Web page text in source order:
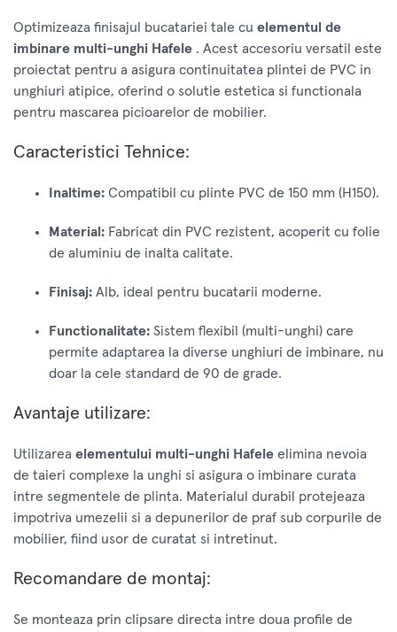
Optimizeaza finisajul bucatariei tale cu elementul de
imbinare multi-unghi Hafele . Acest accesoriu versatil este
proiectat pentru a asigura continuitatea plintei de PVC in
unghiuri atipice, oferind o solutie estetica si functionala
pentru mascarea picioarelor de mobilier.
Caracteristici Tehnice:
Inaltime: Compatibil cu plinte PVC de 150 mm (H150).
Material: Fabricat din PVC rezistent, acoperit cu folie
de aluminiu de inalta calitate.
Finisaj: Alb, ideal pentru bucatarii moderne.
Functionalitate: Sistem flexibil (multi-unghi) care
permite adaptarea la diverse unghiuri de imbinare, nu
doar la cele standard de 90 de grade.
Avantaje utilizare:
Utilizarea elementului multi-unghi Hafele elimina nevoia
de taieri complexe la unghi si asigura o imbinare curata
intre segmentele de plinta. Materialul durabil protejeaza
impotriva umezelii si a depunerilor de praf sub corpurile de
mobilier, fiind usor de curatat si intretinut.
Recomandare de montaj:
Se monteaza prin clipsare directa intre doua profile de